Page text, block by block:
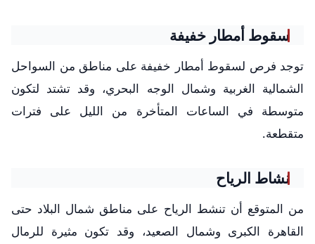
سقوط أمطار خفيفة
توجد فرص لسقوط أمطار خفيفة على مناطق من السواحل
الشمالية الغربية وشمال الوجه البحري، وقد تشتد لتكون
متوسطة في الساعات المتأخرة من الليل على فترات
متقطعة.
نشاط الرياح
من المتوقع أن تنشط الرياح على مناطق شمال البلاد حتى
القاهرة الكبرى وشمال الصعيد، وقد تكون مثيرة للرمال